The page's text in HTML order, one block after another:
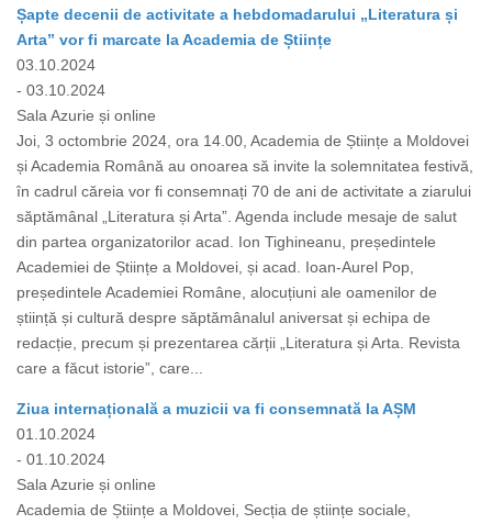
Șapte decenii de activitate a hebdomadarului „Literatura și
Arta” vor fi marcate la Academia de Științe
03.10.2024
- 03.10.2024
Sala Azurie și online
Joi, 3 octombrie 2024, ora 14.00, Academia de Științe a Moldovei
și Academia Română au onoarea să invite la solemnitatea festivă,
în cadrul căreia vor fi consemnați 70 de ani de activitate a ziarului
săptămânal „Literatura și Arta”. Agenda include mesaje de salut
din partea organizatorilor acad. Ion Tighineanu, președintele
Academiei de Științe a Moldovei, și acad. Ioan-Aurel Pop,
președintele Academiei Române, alocuțiuni ale oamenilor de
știință și cultură despre săptămânalul aniversat și echipa de
redacție, precum și prezentarea cărții „Literatura și Arta. Revista
care a făcut istorie”, care...
Ziua internațională a muzicii va fi consemnată la AȘM
01.10.2024
- 01.10.2024
Sala Azurie și online
Academia de Științe a Moldovei, Secția de științe sociale,